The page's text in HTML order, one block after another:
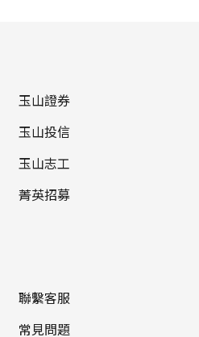
玉山證券
玉山投信
玉山志工
菁英招募
聯繫客服
常見問題